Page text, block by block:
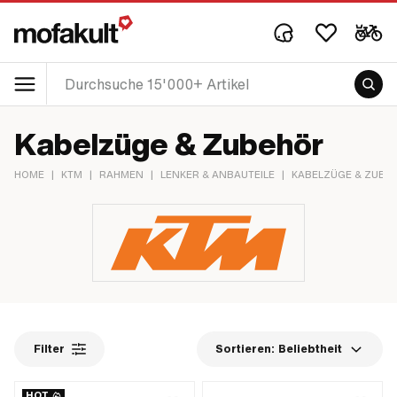
Kabelzüge & Zubehör
HOME | KTM | RAHMEN | LENKER & ANBAUTEILE | KABELZÜGE &
Filter Sortieren: Beliebtheit